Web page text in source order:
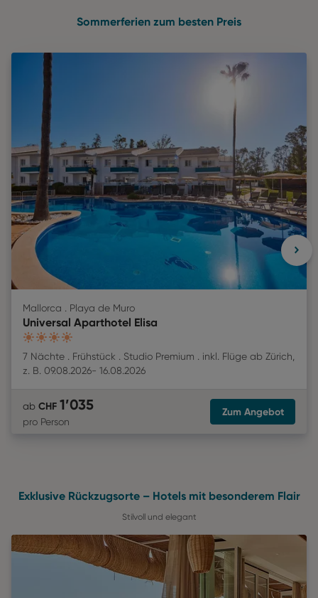
Sommerferien zum besten Preis
Mallorca . Playa de Muro
Universal Aparthotel Elisa
4
7 Nächte Frühstück Studio Premium inkl. Flüge ab Zürich
z. B. 09.08.2026- 16.08.2026
ab CHF 1’035
pro Person
Zum Angebot
Exklusive Rückzugsorte – Hotels mit besonderem Flair
Stilvoll und elegant